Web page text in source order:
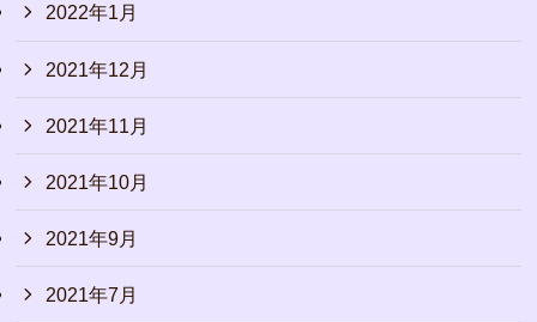
2022年1月
2021年12月
2021年11月
2021年10月
2021年9月
2021年7月